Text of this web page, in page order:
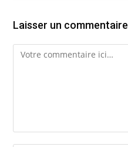
Laisser un commentaire